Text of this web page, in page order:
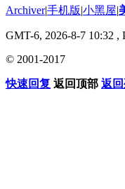
Archiver|手机版|小黑屋|
GMT-6, 2026-8-7 10:32 ,
© 2001-2017
快速回复 返回顶部 返